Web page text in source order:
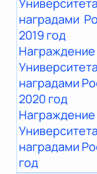
наградами
2019 год
наградами
2020 год
наградами
год